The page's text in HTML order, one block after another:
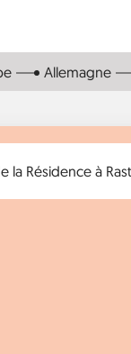
Allemagne